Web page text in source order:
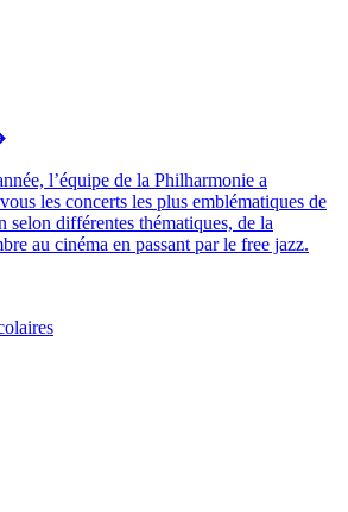
l’équipe de la Philharmonie a
les concerts les plus emblématiques de
selon différentes thématiques, de la
au cinéma en passant par le free jazz.